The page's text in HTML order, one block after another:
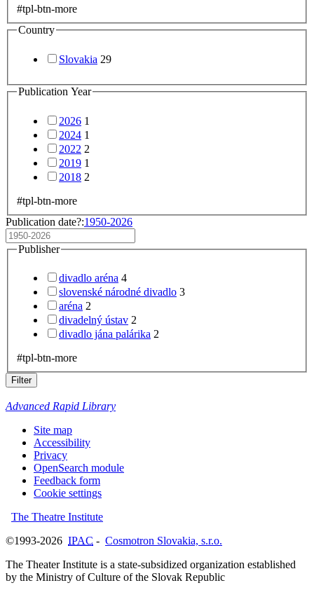
Availability
reservation 1
Na predaj
prípis 4
Language
Slovak
English
Hungarian 1
Subject Headings
divadelné hry 17
dráma slovenská 7
čičvák martin
čičvák, martin 5
bulletiny 4
#tpl-btn-more
Author
Čičvák Martin
Feldek Ľubomír 1936-
Kol. 3
Kubran Martin
#tpl-btn-more
Slovakia 29
Publication Year